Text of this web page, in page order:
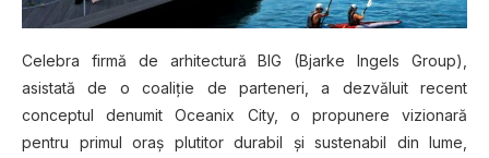
Celebra firmă de arhitectură BIG (Bjarke Ingels Group),
asistată de o coaliţie de parteneri, a dezvăluit recent
conceptul denumit Oceanix City, o propunere vizionară
pentru primul oraş plutitor durabil şi sustenabil din lume,